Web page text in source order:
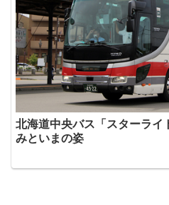
北海道中央バス「スターライ
みといまの姿